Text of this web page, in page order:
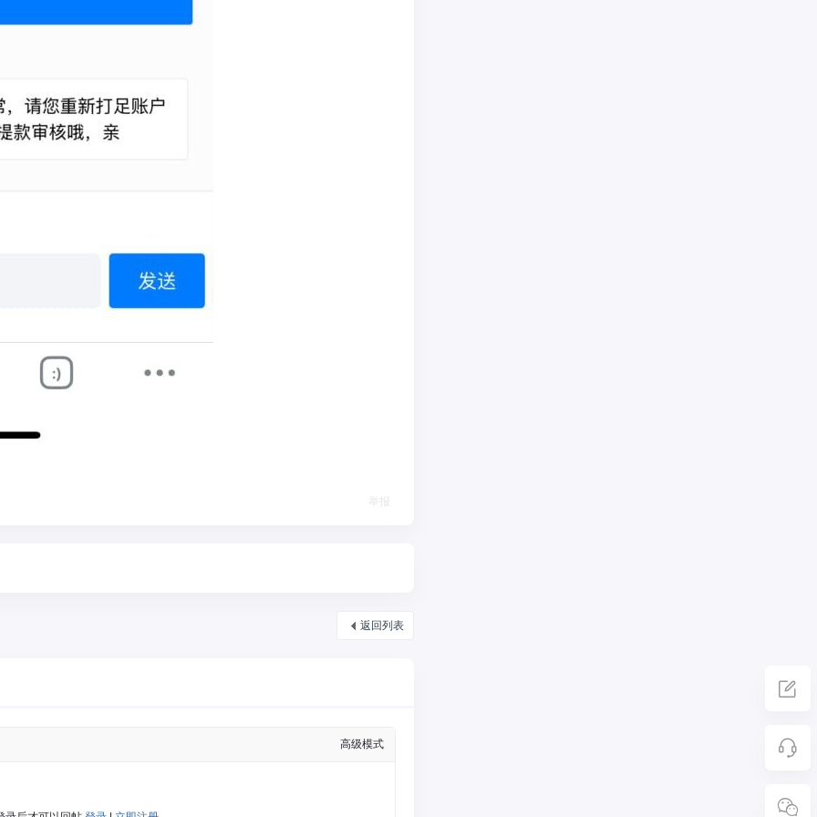
举报
返回列表
高级模式